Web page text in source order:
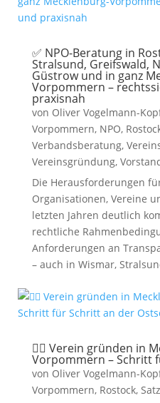
✅ NPO-Beratung in
Stralsund, Greifswald,
Güstrow und in ganz
Vorpommern –
praxisnah
von Oliver Vogelmann-
Vorpommern, NPO,
Verbandsberatung,
Vereinsgründung,
Die Herausforderungen
Organisationen, Vereine
letzten Jahren deutlich
rechtliche
Anforderungen an
– auch in Wismar,
🧑‍⚖️ Verein gründen in
Vorpommern – Schritt
von Oliver Vogelmann-
Vorpommern, Rostock,